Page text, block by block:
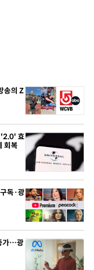
송의 Z
'2.0' 효
회복
독·광
가…광